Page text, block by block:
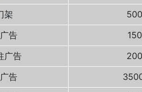
架
告
广告
告